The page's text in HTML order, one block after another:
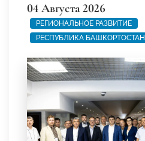
04 Августа 2026
РЕГИОНАЛЬНОЕ РАЗВИТИЕ
РЕСПУБЛИКА БАШКОРТОСТАН